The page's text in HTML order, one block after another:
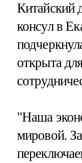
Китайский
консул в
открыта
"Наша
мировой.